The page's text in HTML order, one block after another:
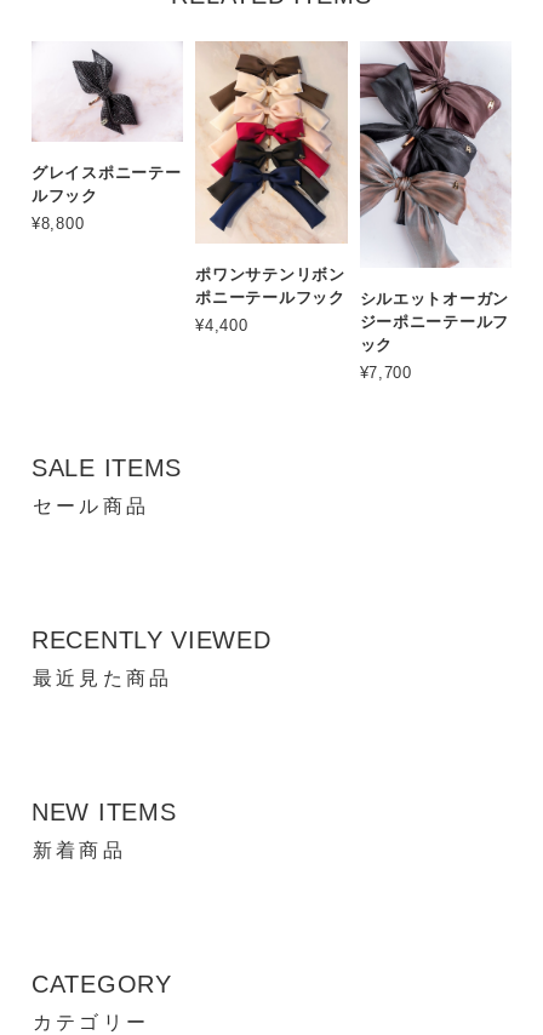
グレイスポニーテー
ルフック
¥8,800
ポワンサテンリボン
ポニーテールフック
¥4,400
シルエットオーガン
ジーポニーテールフ
ック
¥7,700
SALE ITEMS
セール商品
RECENTLY VIEWED
最近見た商品
NEW ITEMS
新着商品
CATEGORY
カテゴリー